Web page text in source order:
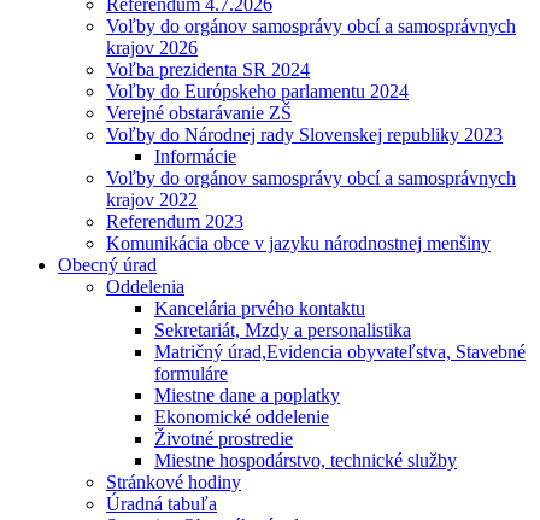
Referendum 4.7.2026
Voľby do orgánov samosprávy obcí a samosprávnych
krajov 2026
Voľba prezidenta SR 2024
Voľby do Európskeho parlamentu 2024
Verejné obstarávanie ZŠ
Voľby do Národnej rady Slovenskej republiky 2023
Informácie
Voľby do orgánov samosprávy obcí a samosprávnych
krajov 2022
Referendum 2023
Komunikácia obce v jazyku národnostnej menšiny
Obecný úrad
Oddelenia
Kancelária prvého kontaktu
Sekretariát, Mzdy a personalistika
Matričný úrad,Evidencia obyvateľstva, Stavebné
formuláre
Miestne dane a poplatky
Ekonomické oddelenie
Životné prostredie
Miestne hospodárstvo, technické služby
Stránkové hodiny
Úradná tabuľa